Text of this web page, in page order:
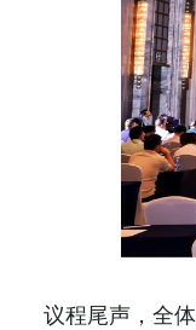
议程尾声，全